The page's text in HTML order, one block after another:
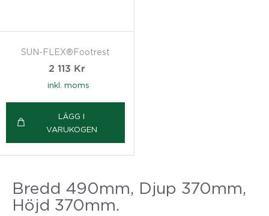
SUN-FLEX®Footrest
2 113 Kr
inkl. moms
LÄGG I
VARUKOGEN
Bredd 490mm, Djup 370mm,
Höjd 370mm.